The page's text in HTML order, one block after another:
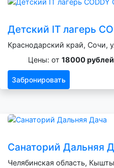
Детский IT лагерь
Краснодарский край, Сочи,
Цены: от 18000 рублей
Забронировать
Санаторий Дальняя
Челябинская область,